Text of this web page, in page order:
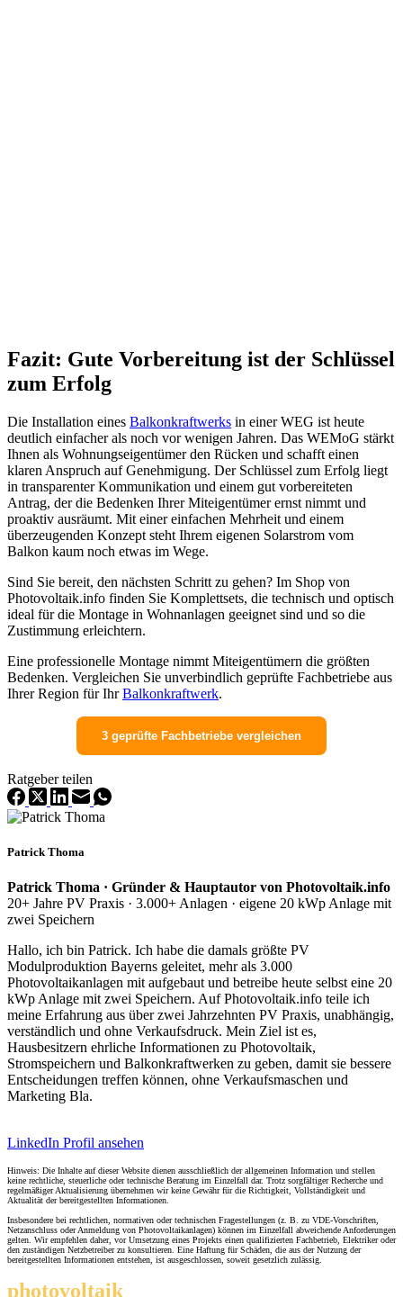
Fazit: Gute Vorbereitung ist der Schlüssel
zum Erfolg
Die Installation eines Balkonkraftwerks in einer WEG ist heute
deutlich einfacher als noch vor wenigen Jahren. Das WEMoG stärkt
Ihnen als Wohnungseigentümer den Rücken und schafft einen
klaren Anspruch auf Genehmigung. Der Schlüssel zum Erfolg liegt
in transparenter Kommunikation und einem gut vorbereiteten
Antrag, der die Bedenken Ihrer Miteigentümer ernst nimmt und
proaktiv ausräumt. Mit einer einfachen Mehrheit und einem
überzeugenden Konzept steht Ihrem eigenen Solarstrom vom
Balkon kaum noch etwas im Wege.
Sind Sie bereit, den nächsten Schritt zu gehen? Im Shop von
Photovoltaik.info finden Sie Komplettsets, die technisch und optisch
ideal für die Montage in Wohnanlagen geeignet sind und so die
Zustimmung erleichtern.
Eine professionelle Montage nimmt Miteigentümern die größten
Bedenken. Vergleichen Sie unverbindlich geprüfte Fachbetriebe aus
Ihrer Region für IhrBalkonkraftwerk.
3 geprüfte Fachbetriebe vergleichen
Ratgeber teilen
Patrick Thoma
Patrick Thoma · Gründer & Hauptautor von Photovoltaik.info
20+ Jahre PV Praxis · 3.000+ Anlagen · eigene 20 kWp Anlage mit
zwei Speichern
Hallo, ich bin Patrick. Ich habe die damals größte PV
Modulproduktion Bayerns geleitet, mehr als 3.000
Photovoltaikanlagen mit aufgebaut und betreibe heute selbst eine 20
kWp Anlage mit zwei Speichern. Auf Photovoltaik.info teile ich
meine Erfahrung aus über zwei Jahrzehnten PV Praxis, unabhängig,
verständlich und ohne Verkaufsdruck. Mein Ziel ist es,
Hausbesitzern ehrliche Informationen zu Photovoltaik,
Stromspeichern und Balkonkraftwerken zu geben, damit sie bessere
Entscheidungen treffen können, ohne Verkaufsmaschen und
Marketing Bla.
LinkedIn Profil ansehen
Hinweis: Die Inhalte auf dieser Website dienen ausschließlich der allgemeinen Information und stellen
keine rechtliche, steuerliche oder technische Beratung im Einzelfall dar. Trotz sorgfältiger Recherche und
regelmäßiger Aktualisierung übernehmen wir keine Gewähr für die Richtigkeit, Vollständigkeit und
Aktualität der bereitgestellten Informationen.
Insbesondere bei rechtlichen, normativen oder technischen Fragestellungen (z. B. zu VDE-Vorschriften,
Netzanschluss oder Anmeldung von Photovoltaikanlagen) können im Einzelfall abweichende Anforderungen
gelten. Wir empfehlen daher, vor Umsetzung eines Projekts einen qualifizierten Fachbetrieb, Elektriker oder
den zuständigen Netzbetreiber zu konsultieren. Eine Haftung für Schäden, die aus der Nutzung der
bereitgestellten Informationen entstehen, ist ausgeschlossen, soweit gesetzlich zulässig.
photovoltaik